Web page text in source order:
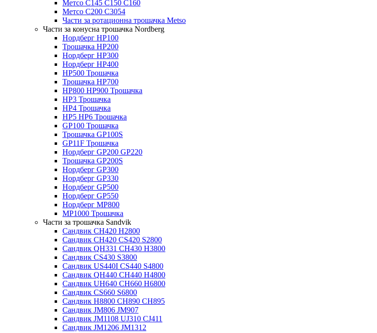
Метсо C145 C150 C160
Метсо C200 C3054
Части за ротационна трошачка Metso
Части за конусна трошачка Nordberg
Нордберг HP100
Трошачка HP200
Нордберг HP300
Нордберг HP400
HP500 Трошачка
Трошачка HP700
HP800 HP900 Трошачка
HP3 Трошачка
HP4 Трошачка
HP5 HP6 Трошачка
GP100 Трошачка
Трошачка GP100S
GP11F Трошачка
Нордберг GP200 GP220
Трошачка GP200S
Нордберг GP300
Нордберг GP330
Нордберг GP500
Нордберг GP550
Нордберг MP800
MP1000 Трошачка
Части за трошачка Sandvik
Сандвик CH420 H2800
Сандвик CH420 CS420 S2800
Сандвик QH331 CH430 H3800
Сандвик CS430 S3800
Сандвик US440I CS440 S4800
Сандвик QH440 CH440 H4800
Сандвик UH640 CH660 H6800
Сандвик CS660 S6800
Сандвик H8800 CH890 CH895
Сандвик JM806 JM907
Сандвик JM1108 UJ310 CJ411
Сандвик JM1206 JM1312